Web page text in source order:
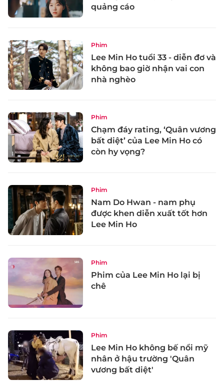
quảng cáo
Phim
Lee Min Ho tuổi 33 - diễn đơ và
không bao giờ nhận vai con
nhà nghèo
Phim
Chạm đáy rating, ‘Quân vương
bất diệt’ của Lee Min Ho có
còn hy vọng?
Phim
Nam Do Hwan - nam phụ
được khen diễn xuất tốt hơn
Lee Min Ho
Phim
Phim của Lee Min Ho lại bị
chê
Phim
Lee Min Ho không bế nổi mỹ
nhân ở hậu trường 'Quân
vương bất diệt'